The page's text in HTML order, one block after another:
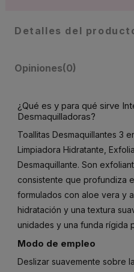
Detalles del
Opiniones(0)
¿Qué es y para qué sirve
Desmaquilladoras?
Toallitas Desmaquillantes 3
Limpiadora Hidratante,
Desmaquillante. Son
consistente que profundiza
formulados con aloe vera y
hidratación y una textura
unidades y una funda rígida
Modo de empleo
Deslizar suavemente sobre